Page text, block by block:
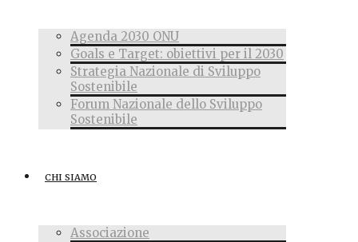
Agenda 2030 ONU
Goals e Target: obiettivi per il 2030
Strategia Nazionale di Sviluppo
Sostenibile
Forum Nazionale dello Sviluppo
Sostenibile
CHI SIAMO
Associazione